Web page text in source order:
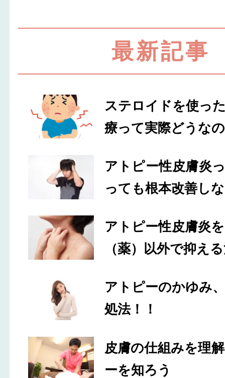
最新記事
ステロイドを使っ
療って実際どうな
アトピー性皮膚炎
っても根本改善し
アトピー性皮膚炎
（薬）以外で抑え
アトピーのかゆみ
処法！！
皮膚の仕組みを理
ーを知ろう